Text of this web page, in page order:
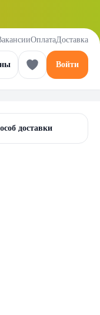
ОплатаДоставка
Войти
доставки